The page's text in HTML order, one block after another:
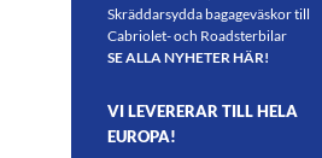
Skräddarsydda bagageväskor till
Cabriolet- och Roadsterbilar
SE ALLA NYHETER HÄR!
VI LEVERERAR TILL HELA
EUROPA!